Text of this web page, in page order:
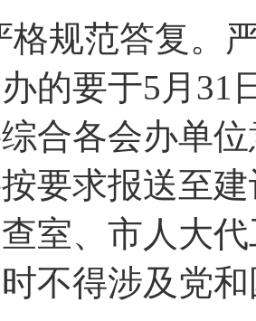
格规范答复。
的要于5 月 31
综合各会办单
要求报送至
室、市人大
不得涉及党